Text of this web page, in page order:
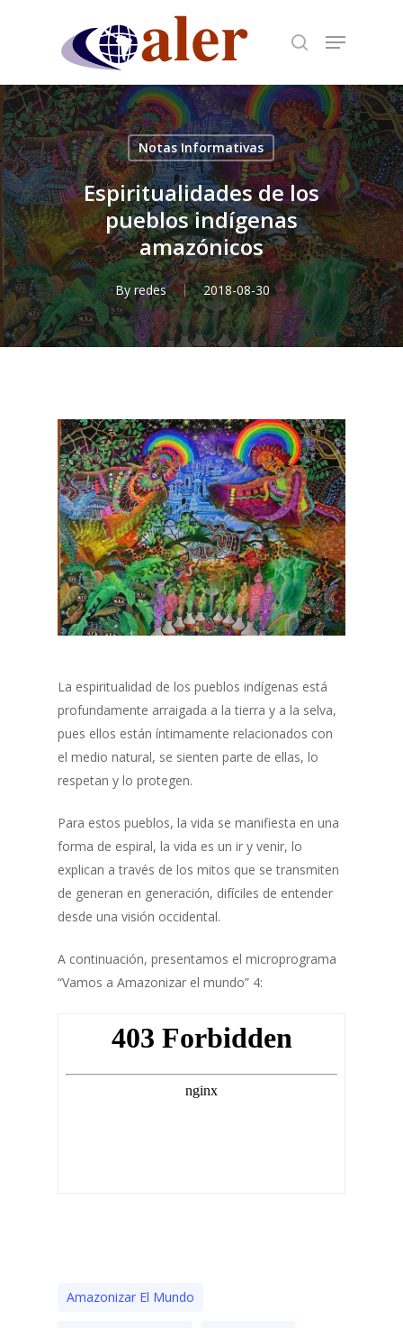
content
Notas Informativas
Espiritualidades de los
pueblos indígenas
amazónicos
By redes 2018-08-30
La espiritualidad de los pueblos indígenas está
profundamente arraigada a la tierra y a la selva,
pues ellos están íntimamente relacionados con
el medio natural, se sienten parte de ellas, lo
respetan y lo protegen.
Para estos pueblos, la vida se manifiesta en una
forma de espiral, la vida es un ir y venir, lo
explican a través de los mitos que se transmiten
de generan en generación, difíciles de entender
desde una visión occidental.
A continuación, presentamos el microprograma
“Vamos a Amazonizar el mundo” 4:
Amazonizar El Mundo